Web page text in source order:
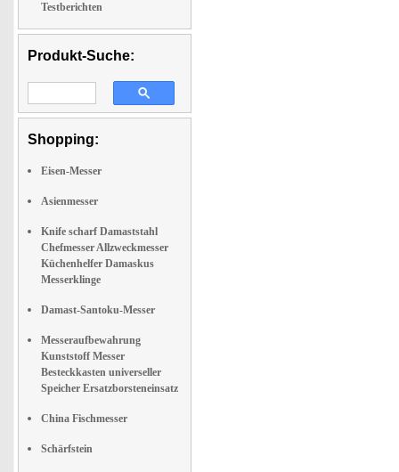
Testberichten
Produkt-Suche:
Shopping:
Eisen-Messer
Asienmesser
Knife scharf Damaststahl
Chefmesser Allzweckmesser
Küchenhelfer Damaskus
Messerklinge
Damast-Santoku-Messer
Messeraufbewahrung
Kunststoff Messer
Besteckkasten universeller
Speicher Ersatzborsteneinsatz
China Fischmesser
Schärfstein